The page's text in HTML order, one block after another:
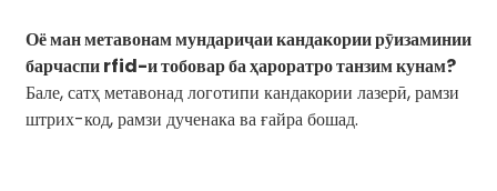
Оё ман метавонам мундариҷаи кандакории рӯизаминии
барчаспи rfid-и тобовар ба ҳароратро танзим кунам?
Бале, сатҳ метавонад логотипи кандакории лазерӣ, рамзи
штрих-код, рамзи дученака ва ғайра бошад.